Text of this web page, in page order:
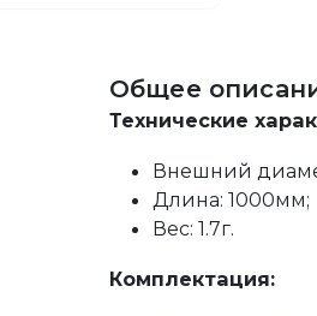
Общее
Технические
Внешний
Длина: 1000мм;
Вес: 1.7г.
Комплектация: